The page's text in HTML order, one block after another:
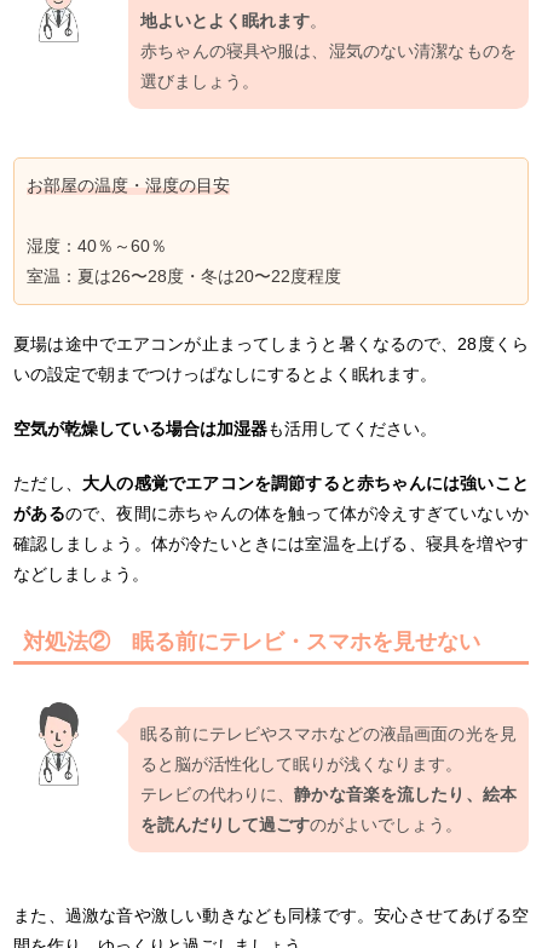
地よいとよく眠れます。
赤ちゃんの寝具や服は、湿気のない清潔なものを
選びましょう。
お部屋の温度・湿度の目安
湿度：40％～60％
室温：夏は26〜28度・冬は20〜22度程度
夏場は途中でエアコンが止まってしまうと暑くなるので、28度くら
いの設定で朝までつけっぱなしにするとよく眠れます。
空気が乾燥している場合は加湿器も活用してください。
ただし、 大人の感覚でエアコンを調節すると赤ちゃんには強いこと
があるので、夜間に赤ちゃんの体を触って体が冷えすぎていないか
確認しましょう。体が冷たいときには室温を上げる、寝具を増やす
などしましょう。
対処法② 眠る前にテレビ・スマホを見せない
眠る前にテレビやスマホなどの液晶画面の光を見
ると脳が活性化して眠りが浅くなります。
テレビの代わりに、静かな音楽を流したり、絵本
を読んだりして過ごすのがよいでしょう。
また、過激な音や激しい動きなども同様です。安心させてあげる空